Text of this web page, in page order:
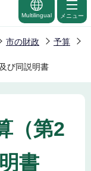
Multilingual メニュー
市の財政
予算
び同説明書
（第2
書